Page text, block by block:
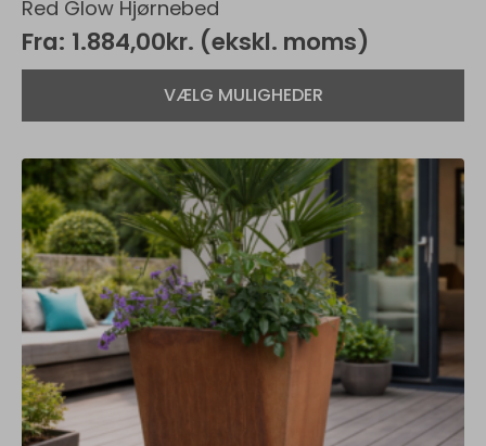
Red Glow Hjørnebed
Fra: 1.884,00kr. (ekskl. moms)
VÆLG MULIGHEDER
har
varianter.
Mulighederne
kan
vælges
på
varesiden